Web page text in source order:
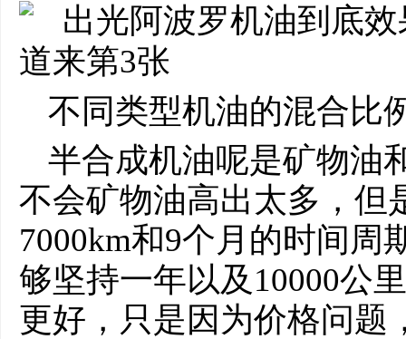
不同类型机油的混合比
半合成机油呢是矿物油
不会矿物油高出太多，但
7000km和9个月的时间周
够坚持一年以及10000公
更好，只是因为价格问题